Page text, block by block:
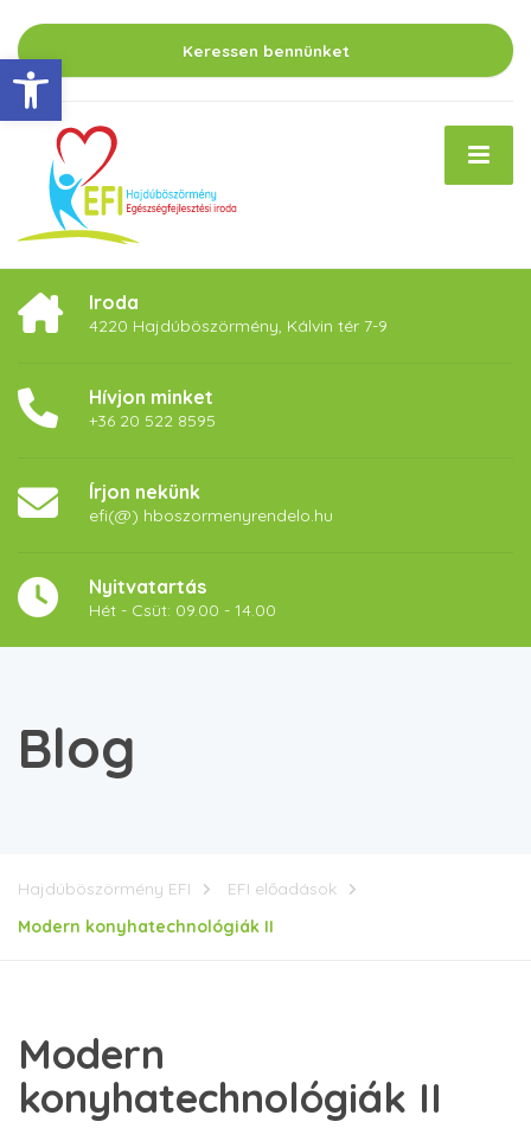
Eszköztár megnyitása
Keressen bennünket
Iroda
4220 Hajdúböszörmény, Kálvin tér 7-9
Hívjon minket
+36 20 522 8595
Írjon nekünk
efi(@) hboszormenyrendelo.hu
Nyitvatartás
Hét - Csüt: 09.00 - 14.00
Blog
Hajdúböszörmény EFI
EFI előadások
Modern konyhatechnológiák II
Modern
konyhatechnológiák II